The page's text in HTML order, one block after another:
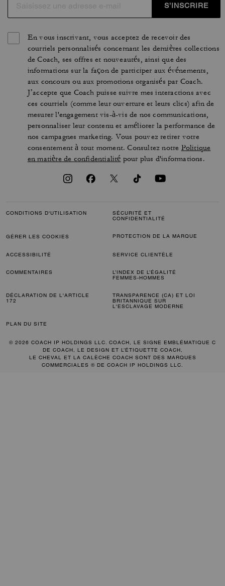
S’INSCRIRE
En vous inscrivant, vous acceptez de recevoir des
courriels personnalisés concernant les dernières collections
de Coach, ses offres et nouveautés, ainsi que des
informations sur la façon de participer aux événements,
aux concours ou aux promotions organisés par Coach.
J’accepte que Coach puisse suivre mes interactions avec
ces courriels (comme leur ouverture et leurs clics) afin de
mesurer l'engagement vis-à-vis de nos communications,
personnaliser leur contenu et améliorer la performance de
nos campagnes marketing. Vous pouvez retirer votre
consentement à tout moment. Consultez notre Politique
en matière de confidentialité pour plus d'informations.
CONDITIONS D'UTILISATION
SÉCURITÉ ET
CONFIDENTIALITÉ
GÉRER LES COOKIES PROTECTION DE LA MARQUE
ACCESSIBILITÉ SERVICE CLIENTÈLE
COMMENTAIRES
L’INDEX DE L’ÉGALITÉ
FEMMES-HOMMES
DÉCLARATION DE L'ARTICLE
172
TRANSPARENCE (CA) ET LOI
BRITANNIQUE SUR
L'ESCLAVAGE MODERNE
PLAN DU SITE
© 2026 COACH IP HOLDINGS LLC. COACH, LE SIGNE EMBLÉMATIQUE C
DE COACH, LE DESIGN ET L’ÉTIQUETTE COACH,
LE CHEVAL ET LA CALÈCHE COACH SONT DES MARQUES
COMMERCIALES ® DE COACH IP HOLDINGS LLC.